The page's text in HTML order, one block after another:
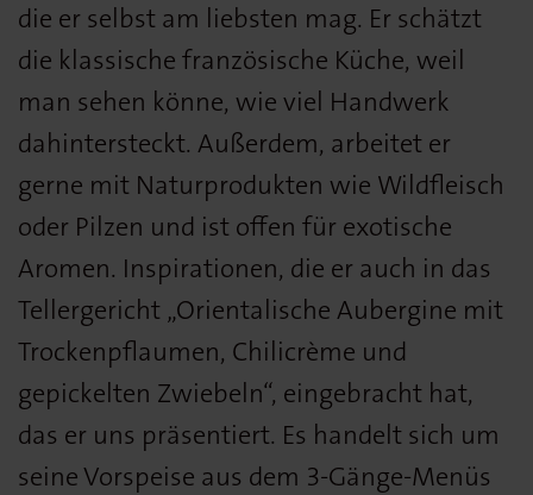
die er selbst am liebsten mag. Er schätzt
die klassische französische Küche, weil
man sehen könne, wie viel Handwerk
dahintersteckt. Außerdem, arbeitet er
gerne mit Naturprodukten wie Wildfleisch
oder Pilzen und ist offen für exotische
Aromen. Inspirationen, die er auch in das
Tellergericht „Orientalische Aubergine mit
Trockenpflaumen, Chilicrème und
gepickelten Zwiebeln“, eingebracht hat,
das er uns präsentiert. Es handelt sich um
seine Vorspeise aus dem 3-Gänge-Menüs